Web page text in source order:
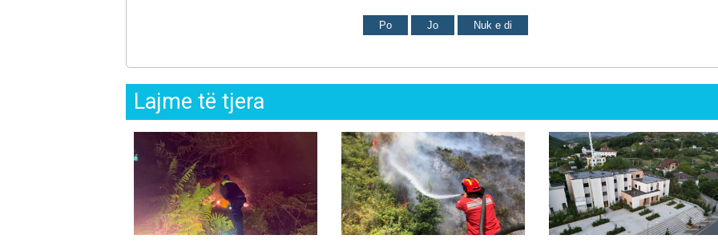
Po Jo Nuk e di
Lajme të tjera